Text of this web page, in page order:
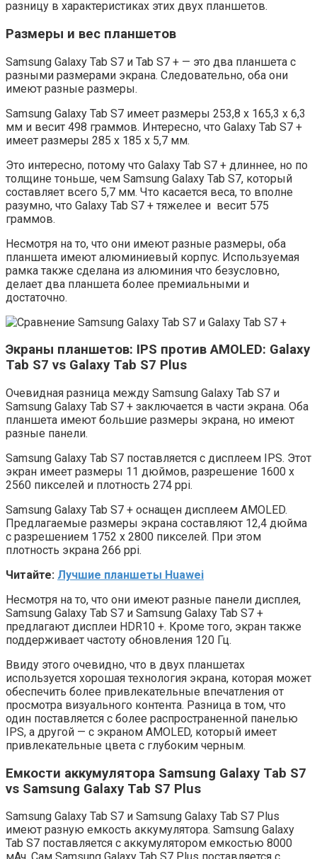
разницу в характеристиках этих двух планшетов.
Размеры и вес планшетов
Samsung Galaxy Tab S7 и Tab S7 + — это два планшета с
разными размерами экрана. Следовательно, оба они
имеют разные размеры.
Samsung Galaxy Tab S7 имеет размеры 253,8 x 165,3 x 6,3
мм и весит 498 граммов. Интересно, что Galaxy Tab S7 +
имеет размеры 285 x 185 x 5,7 мм.
Это интересно, потому что Galaxy Tab S7 + длиннее, но по
толщине тоньше, чем Samsung Galaxy Tab S7, который
составляет всего 5,7 мм. Что касается веса, то вполне
разумно, что Galaxy Tab S7 + тяжелее и весит 575
граммов.
Несмотря на то, что они имеют разные размеры, оба
планшета имеют алюминиевый корпус. Используемая
рамка также сделана из алюминия что безусловно,
делает два планшета более премиальными и
достаточно.
Экраны планшетов: IPS против AMOLED: Galaxy
Tab S7 vs Galaxy Tab S7 Plus
Очевидная разница между Samsung Galaxy Tab S7 и
Samsung Galaxy Tab S7 + заключается в части экрана. Оба
планшета имеют большие размеры экрана, но имеют
разные панели.
Samsung Galaxy Tab S7 поставляется с дисплеем IPS. Этот
экран имеет размеры 11 дюймов, разрешение 1600 x
2560 пикселей и плотность 274 ppi.
Samsung Galaxy Tab S7 + оснащен дисплеем AMOLED.
Предлагаемые размеры экрана составляют 12,4 дюйма
с разрешением 1752 x 2800 пикселей. При этом
плотность экрана 266 ppi.
Читайте: Лучшие планшеты Huawei
Несмотря на то, что они имеют разные панели дисплея,
Samsung Galaxy Tab S7 и Samsung Galaxy Tab S7 +
предлагают дисплеи HDR10 +. Кроме того, экран также
поддерживает частоту обновления 120 Гц.
Ввиду этого очевидно, что в двух планшетах
используется хорошая технология экрана, которая может
обеспечить более привлекательные впечатления от
просмотра визуального контента. Разница в том, что
один поставляется с более распространенной панелью
IPS, а другой — с экраном AMOLED, который имеет
привлекательные цвета с глубоким черным.
Емкости аккумулятора Samsung Galaxy Tab S7
vs Samsung Galaxy Tab S7 Plus
Samsung Galaxy Tab S7 и Samsung Galaxy Tab S7 Plus
имеют разную емкость аккумулятора. Samsung Galaxy
Tab S7 поставляется с аккумулятором емкостью 8000